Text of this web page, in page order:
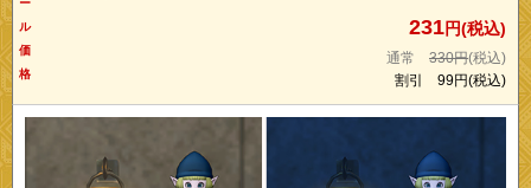
ー
ル
価
格
231円(税込)
通常 330円(税込)
割引 99円(税込)